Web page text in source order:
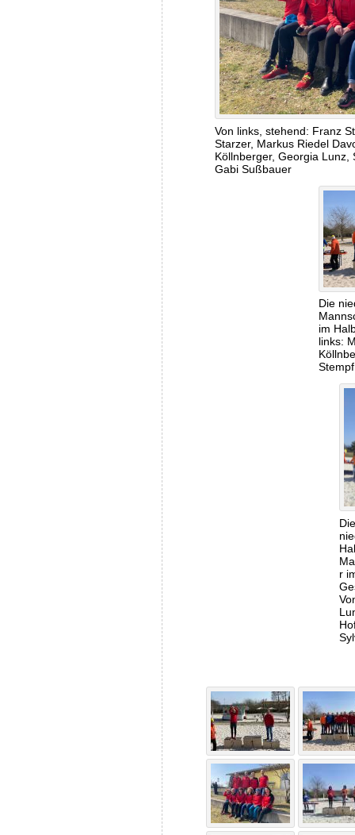
Von links, stehend: Franz
Starzer, Markus Riedel
Köllnberger, Georgia
Gabi Sußbauer
Die
im
links:
r